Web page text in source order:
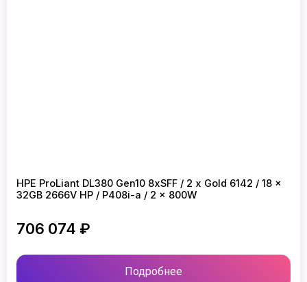
HPE ProLiant DL380 Gen10 8xSFF / 2 x Gold 6142 / 18 x
32GB 2666V HP / P408i-a / 2 x 800W
706 074 ₽
Подробнее